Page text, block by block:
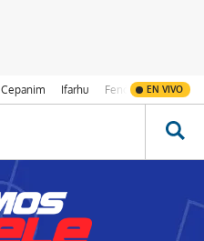
Cepanim Ifarhu Fenómeno de El
EN VIVO